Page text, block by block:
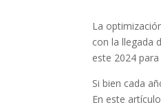
La
con la llegada
este 2024
Si bien cada
En este